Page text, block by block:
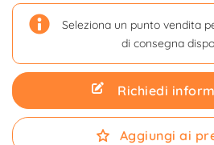
Seleziona un punto vendita
di consegna
Richiedi
Aggiungi ai